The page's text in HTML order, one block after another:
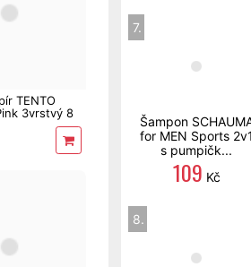
TENTO
3vrstvý 8
7.
Šampon
for MEN Sports
s pumpičk...
109 Kč
8.